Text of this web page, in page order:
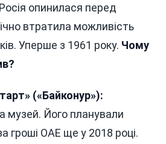
опинилася перед
втратила можливість
Уперше з 1961 року. Чому
(«Байконур»):
музей. Його планували
гроші ОАЕ ще у 2018 році.